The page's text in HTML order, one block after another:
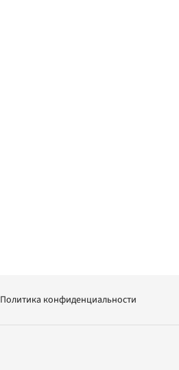
Политика конфиденциальности